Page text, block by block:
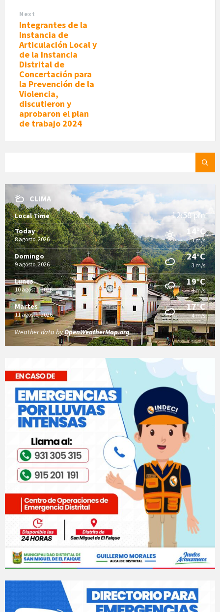
Next
Integrantes de la
Instancia de
Articulación Local y
de la Instancia
Distrital de
Concertación para
la Prevención de la
Violencia,
discutieron y
aprobaron el plan
de trabajo 2024
CLIMA
Local Time 12:58 pm
Today
8 agosto, 2026
14°C
3 m/s
Domingo
9 agosto, 2026
24°C
3 m/s
Lunes
10 agosto, 2026
19°C
3 m/s
Martes
11 agosto, 2026
17°C
4 m/s
Weather data byOpenWeatherMap.org